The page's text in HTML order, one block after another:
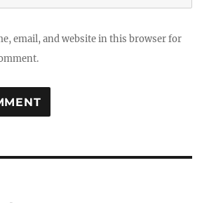
email, and website in this browser for